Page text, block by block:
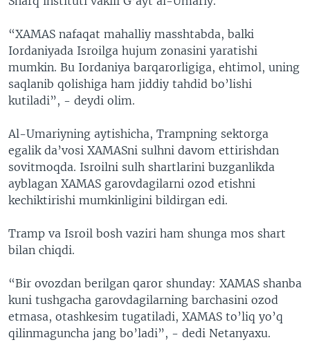
“XAMAS nafaqat mahalliy masshtabda, balki
Iordaniyada Isroilga hujum zonasini yaratishi
mumkin. Bu Iordaniya barqarorligiga, ehtimol, uning
saqlanib qolishiga ham jiddiy tahdid bo’lishi
kutiladi”, - deydi olim.
Al-Umariyning aytishicha, Trampning sektorga
egalik da’vosi XAMASni sulhni davom ettirishdan
sovitmoqda. Isroilni sulh shartlarini buzganlikda
ayblagan XAMAS garovdagilarni ozod etishni
kechiktirishi mumkinligini bildirgan edi.
Tramp va Isroil bosh vaziri ham shunga mos shart
bilan chiqdi.
“Bir ovozdan berilgan qaror shunday: XAMAS shanba
kuni tushgacha garovdagilarning barchasini ozod
etmasa, otashkesim tugatiladi, XAMAS to’liq yo’q
qilinmaguncha jang bo’ladi”, - dedi Netanyaxu.